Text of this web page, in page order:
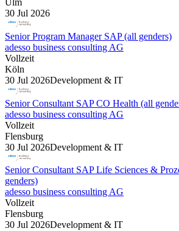
Ulm
30 Jul 2026
Senior Program Manager SAP (all genders)
adesso business consulting AG
Vollzeit
Köln
30 Jul 2026Development & IT
Senior Consultant SAP CO Health (all
adesso business consulting AG
Vollzeit
Flensburg
30 Jul 2026Development & IT
Senior Consultant SAP Life Sciences &
genders)
adesso business consulting AG
Vollzeit
Flensburg
30 Jul 2026Development & IT